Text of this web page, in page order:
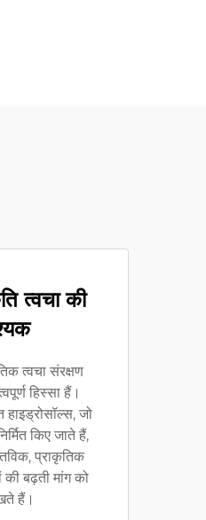
त्वचा की
त्वचा संरक्षण
हिस्सा हैं।
जो
किए जाते हैं,
प्राकृतिक
की बढ़ती मांग को
हैं।